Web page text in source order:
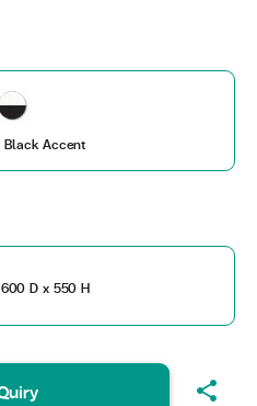
Black Accent
D x 550 H
share